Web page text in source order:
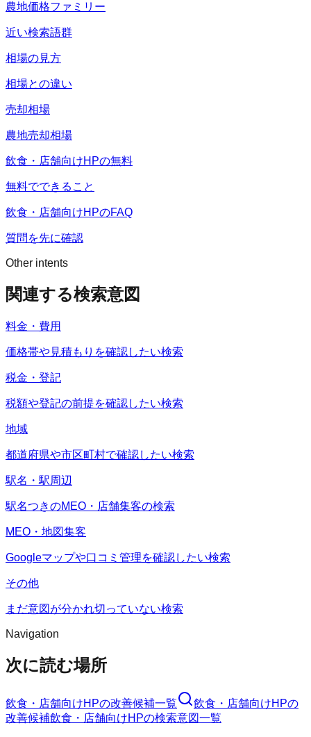
農地価格ファミリー
近い検索語群
相場の見方
相場との違い
売却相場
農地売却相場
飲食・店舗向けHPの無料
無料でできること
飲食・店舗向けHPのFAQ
質問を先に確認
Other intents
関連する検索意図
料金・費用
価格帯や見積もりを確認したい検索
税金・登記
税額や登記の前提を確認したい検索
地域
都道府県や市区町村で確認したい検索
駅名・駅周辺
駅名つきのMEO・店舗集客の検索
MEO・地図集客
Googleマップや口コミ管理を確認したい検索
その他
まだ意図が分かれ切っていない検索
Navigation
次に読む場所
飲食・店舗向けHPの改善候補一覧 飲食・店舗向けHPの
改善候補飲食・店舗向けHPの検索意図一覧